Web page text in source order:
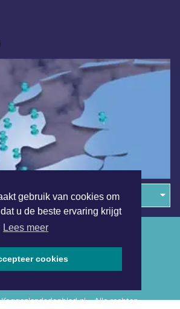
gebruik van cookies om
u de beste ervaring krijgt
Lees meer
cookies
in de regio
- Alle rechten